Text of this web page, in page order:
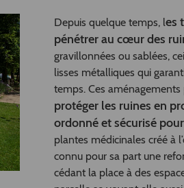
Depuis quelque temps, les
pénétrer au cœur des
gravillonnées ou sablées,
lisses métalliques qui
temps. Ces
protéger les ruines en
ordonné et sécurisé
plantes médicinales créé à
connu pour sa part une
cédant la place à des